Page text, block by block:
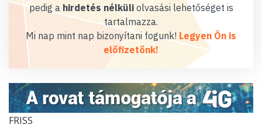
pedig a hirdetés nélküliolvasási lehetőséget is
tartalmazza.
Mi nap mint nap bizonyítani fogunk! Legyen Ön is
előfizetőnk!
FRISS